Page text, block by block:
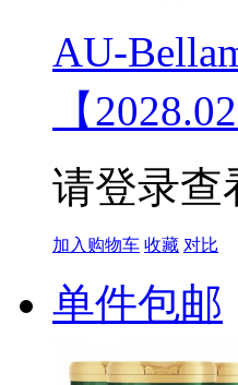
AU-
【2028.02
请登录
加入购物车 收藏 对比
单件包邮